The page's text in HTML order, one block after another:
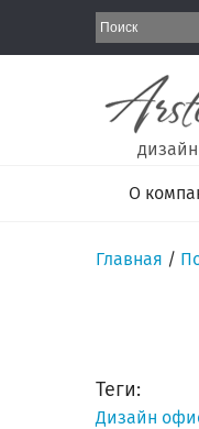
О
Главная /
Теги:
Дизайн